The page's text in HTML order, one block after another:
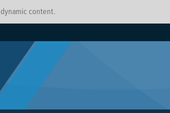
content.